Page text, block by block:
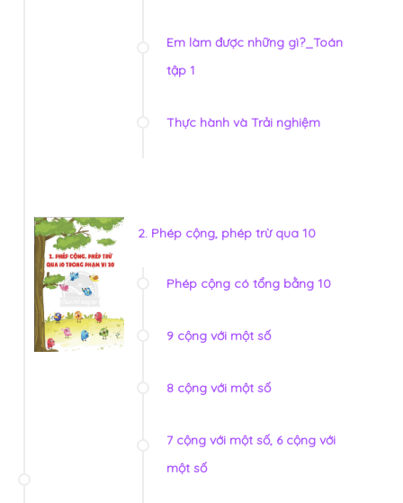
Em làm được những gì?_Toán
tập 1
Thực hành và Trải nghiệm
2. Phép cộng, phép trừ qua 10
Phép cộng có tổng bằng 10
9 cộng với một số
8 cộng với một số
7 cộng với một số, 6 cộng với
một số